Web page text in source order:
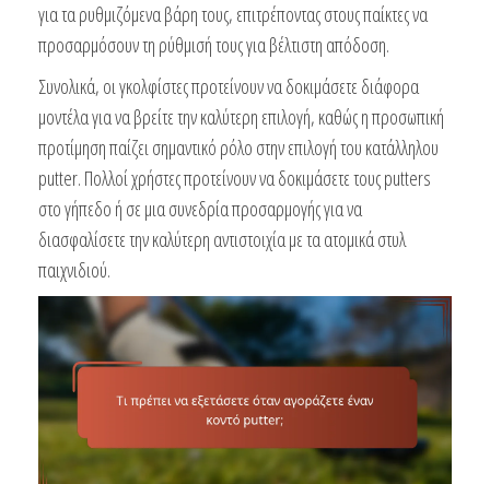
για τα ρυθμιζόμενα βάρη τους, επιτρέποντας στους παίκτες να
προσαρμόσουν τη ρύθμισή τους για βέλτιστη απόδοση.
Συνολικά, οι γκολφίστες προτείνουν να δοκιμάσετε διάφορα
μοντέλα για να βρείτε την καλύτερη επιλογή, καθώς η προσωπική
προτίμηση παίζει σημαντικό ρόλο στην επιλογή του κατάλληλου
putter. Πολλοί χρήστες προτείνουν να δοκιμάσετε τους putters
στο γήπεδο ή σε μια συνεδρία προσαρμογής για να
διασφαλίσετε την καλύτερη αντιστοιχία με τα ατομικά στυλ
παιχνιδιού.